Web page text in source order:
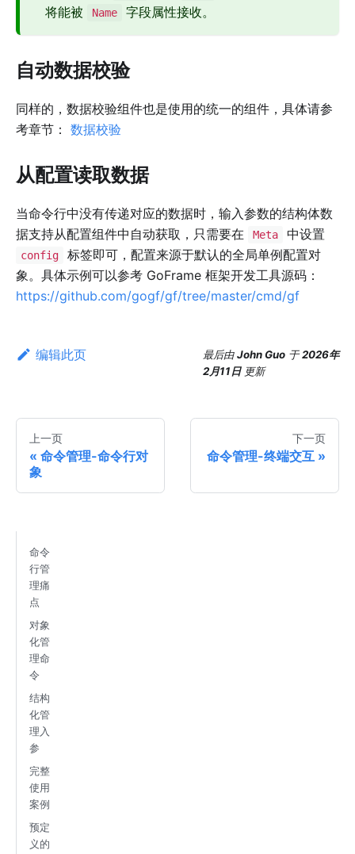
将能被
Name 字段属性接收。
自动数据校验
同样的，数据校验组件也是使用的统一的组件，具体请参
考章节： 数据校验
从配置读取数据
当命令行中没有传递对应的数据时，输入参数的结构体数
据支持从配置组件中自动获取，只需要在
Meta 中设置
config
标签即可，配置来源于默认的全局单例配置对
象。具体示例可以参考 GoFrame 框架开发工具源码：
https://github.com/gogf/gf/tree/master/cmd/gf
编辑此页 最后由John Guo 于2026年
2月11日 更新
上一页
命令管理-命令行对
象
下一页
命令管理-终端交互
命令
行管
理痛
点
对象
化管
理命
令
结构
化管
理入
参
完整
使用
案例
预定
义的